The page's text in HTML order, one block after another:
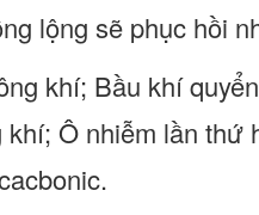
lộng sẽ phục hồi
khí; Bầu khí
khí; Ô nhiễm lần thứ